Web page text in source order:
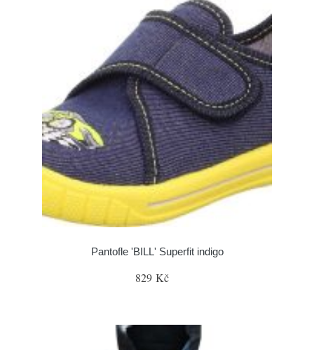
Pantofle 'BILL' Superfit indigo
829 Kč